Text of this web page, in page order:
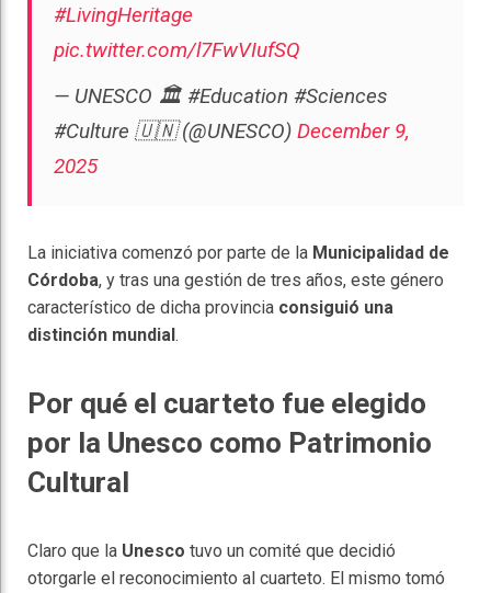
#LivingHeritage
pic.twitter.com/l7FwVIufSQ
— UNESCO 🏛️ #Education #Sciences
#Culture 🇺🇳 (@UNESCO) December 9,
2025
La iniciativa comenzó por parte de la Municipalidad de
Córdoba, y tras una gestión de tres años, este género
característico de dicha provincia consiguió una
distinción mundial.
Por qué el cuarteto fue elegido
por la Unesco como Patrimonio
Cultural
Claro que la Unesco tuvo un comité que decidió
otorgarle el reconocimiento al cuarteto. El mismo tomó